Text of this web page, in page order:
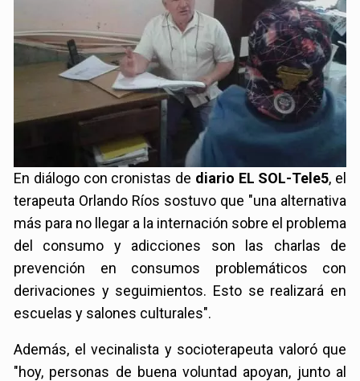
En diálogo con cronistas de diario EL SOL-Tele5, el
terapeuta Orlando Ríos sostuvo que "una alternativa
más para no llegar a la internación sobre el problema
del consumo y adicciones son las charlas de
prevención en consumos problemáticos con
derivaciones y seguimientos. Esto se realizará en
escuelas y salones culturales".
Además, el vecinalista y socioterapeuta valoró que
"hoy, personas de buena voluntad apoyan, junto al